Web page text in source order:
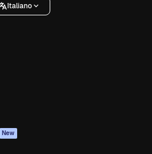
Italiano
New